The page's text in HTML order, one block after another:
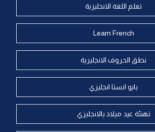
تعلم اللغة الانجليزية
Learn French
نطق الحروف الانجليزية
بايو انستا انجليزي
تهنئة عيد ميلاد بالانجليزي